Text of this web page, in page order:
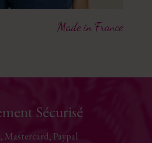
Made in France
Sécurisé
Mastercard, Paypal